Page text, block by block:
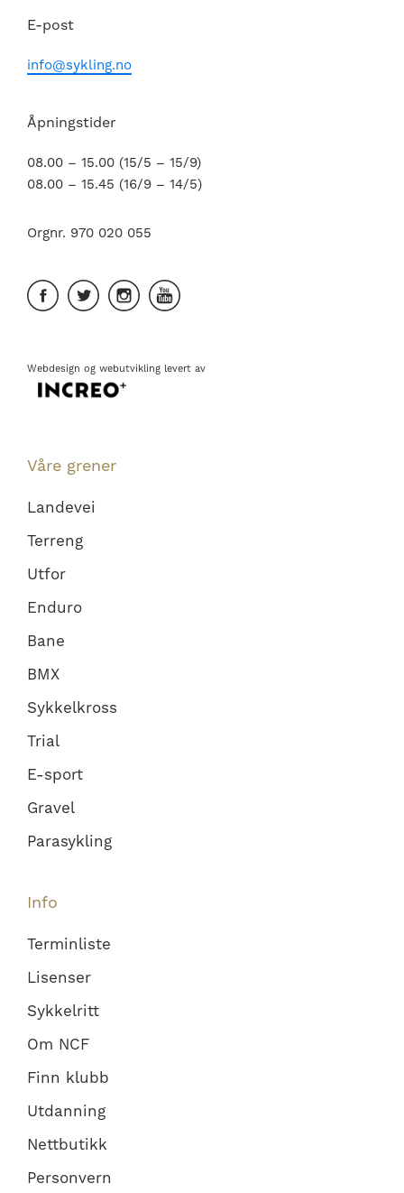
E-post
info@sykling.no
Åpningstider
08.00 – 15.00 (15/5 – 15/9)
08.00 – 15.45 (16/9 – 14/5)
Orgnr. 970 020 055
Webdesign og webutvikling levert av
Våre grener
Landevei
Terreng
Utfor
Enduro
Bane
BMX
Sykkelkross
Trial
E-sport
Gravel
Parasykling
Info
Terminliste
Lisenser
Sykkelritt
Om NCF
Finn klubb
Utdanning
Nettbutikk
Personvern